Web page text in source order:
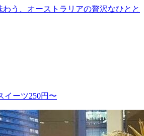
う、オーストラリアの贅沢なひとと
イーツ250円〜